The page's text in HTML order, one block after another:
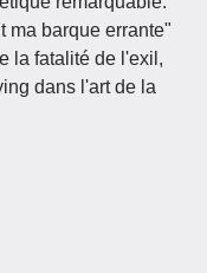
ma barque errante"
la fatalité de l'exil,
dans l'art de la